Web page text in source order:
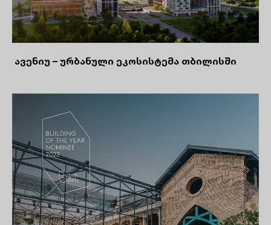
ავენიუ – ურბანული ეკოსისტემა თბილისში